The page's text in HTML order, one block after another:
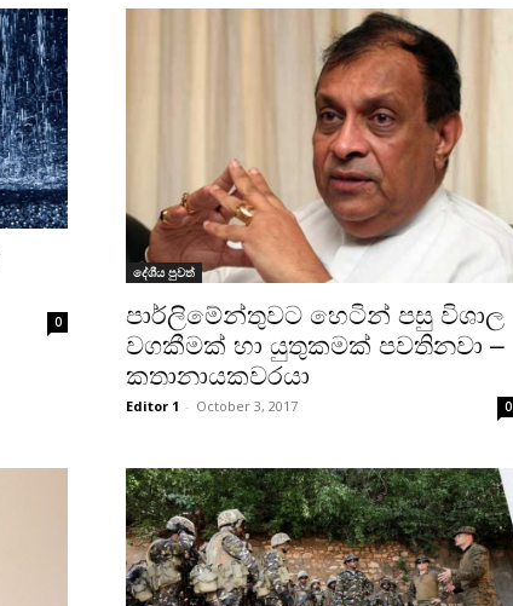
0
දේශීය පුවත්
පාර්ලිමේන්තුවට හෙටින් පසු විශාල
වගකීමක් හා යුතුකමක් පවතිනවා –
කතානායකවරයා
Editor 1 - October 3, 2017 0